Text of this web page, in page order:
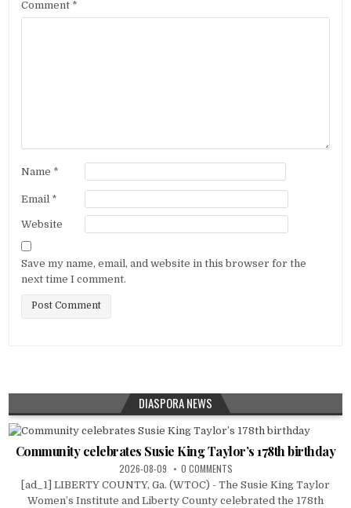
Comment *
Name *
Email *
Website
Save my name, email, and website in this browser for the
next time I comment.
DIASPORA NEWS
Community celebrates Susie King Taylor’s 178th birthday
2026-08-09 0 COMMENTS
[ad_1] LIBERTY COUNTY, Ga. (WTOC) - The Susie King Taylor
Women’s Institute and Liberty County celebrated the 178th